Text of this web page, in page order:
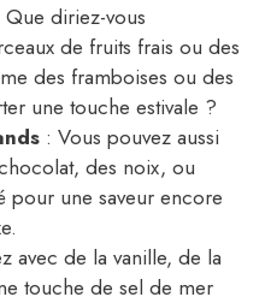
Que diriez-vous
de fruits frais ou des
des framboises ou des
une touche estivale ?
: Vous pouvez aussi
des noix, ou
pour une saveur encore
avec de la vanille, de la
touche de sel de mer